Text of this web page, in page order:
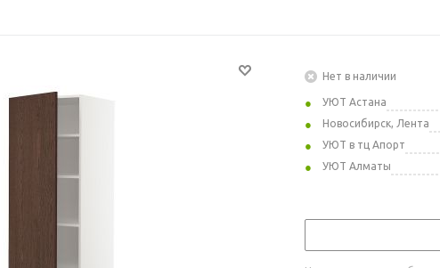
Нет в наличии
УЮТ Астана
Новосибирск, Лента
УЮТ в тц Апорт
УЮТ Алматы